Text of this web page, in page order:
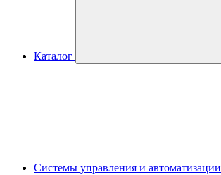
Каталог
Системы управления и автоматизации